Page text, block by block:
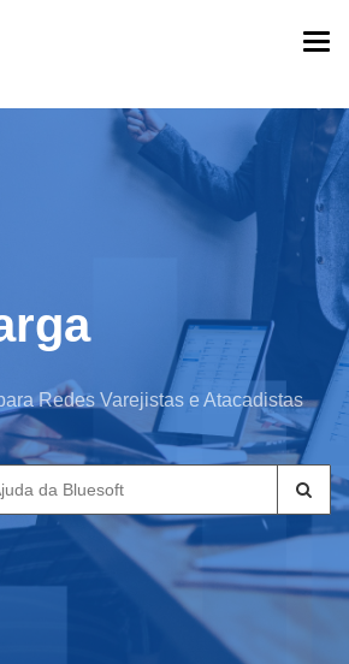
Redes Varejistas e Atacadistas